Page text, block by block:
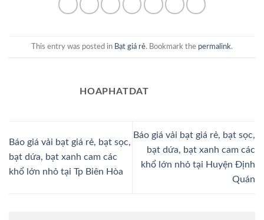
This entry was posted in Bạt giá rẻ. Bookmark the permalink.
HOAPHATDAT
Báo giá vải bạt giá rẻ, bạt sọc,
bạt dứa, bạt xanh cam các
khổ lớn nhỏ tại Tp Biên Hòa
Báo giá vải bạt giá rẻ, bạt sọc,
bạt dứa, bạt xanh cam các
khổ lớn nhỏ tại Huyện Định
Quán